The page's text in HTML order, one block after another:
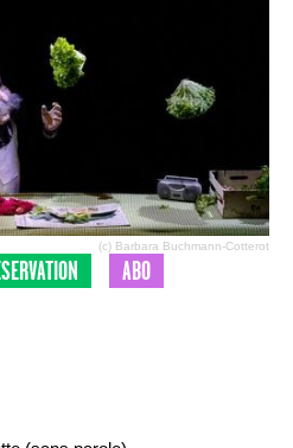
(c) Barbara Buchmann-Cotterot
ABO